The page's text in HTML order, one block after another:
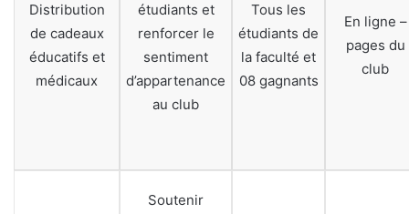
Distribution
de cadeaux
éducatifs et
médicaux
étudiants et
renforcer le
sentiment
d’appartenance
au club
Tous les
étudiants de
la faculté et
08 gagnants
En ligne –
pages du
club
Soutenir